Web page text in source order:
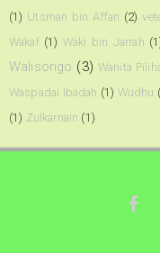
(1) Utsman bin Affan (2)
Wakaf (1) Waki bin Jarrah
Walisongo (3) Wanita
Waspadai Ibadah (1) Wudhu
(1) Zulkarnain (1)